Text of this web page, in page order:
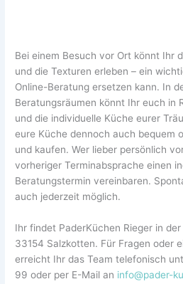
Bei einem Besuch vor Ort könnt Ihr
und die Texturen erleben – ein
Online-Beratung ersetzen kann. In
Beratungsräumen könnt Ihr euch in
und die individuelle Küche eurer
eure Küche dennoch auch bequem
und kaufen. Wer lieber persönlich
vorheriger Terminabsprache einen
Beratungstermin vereinbaren.
auch jederzeit möglich.
Ihr findet PaderKüchen Rieger in
33154 Salzkotten. Für Fragen oder
erreicht Ihr das Team telefonisch
99 oder per E-Mail an info@pader-